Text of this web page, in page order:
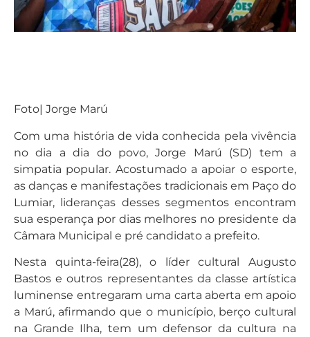
Foto| Jorge Marú
Com uma história de vida conhecida pela vivência
no dia a dia do povo, Jorge Marú (SD) tem a
simpatia popular. Acostumado a apoiar o esporte,
as danças e manifestações tradicionais em Paço do
Lumiar, lideranças desses segmentos encontram
sua esperança por dias melhores no presidente da
Câmara Municipal e pré candidato a prefeito.
Nesta quinta-feira(28), o líder cultural Augusto
Bastos e outros representantes da classe artística
luminense entregaram uma carta aberta em apoio
a Marú, afirmando que o município, berço cultural
na Grande Ilha, tem um defensor da cultura na